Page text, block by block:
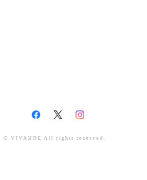
© VIVAHDE All rights reserved.